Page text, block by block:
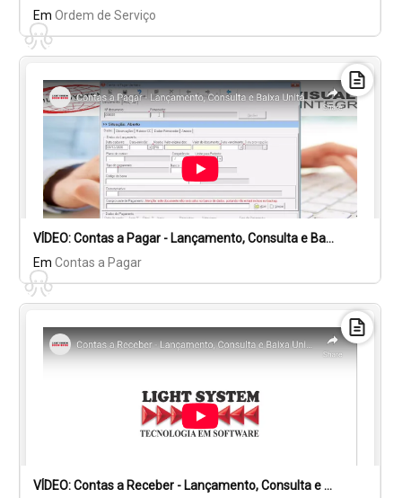
Em Ordem de Serviço
VÍDEO: Contas a Pagar - Lançamento, Consulta e Baixa Unitária.
Em Contas a Pagar
VÍDEO: Contas a Receber - Lançamento, Consulta e Baixa Unitária.